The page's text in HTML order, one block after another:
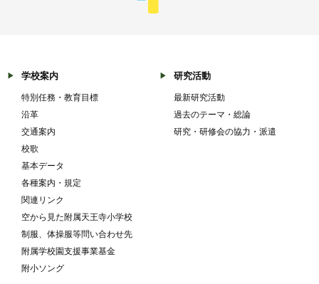
学校案内
特別任務・教育目標
沿革
交通案内
校歌
基本データ
各種案内・規定
関連リンク
空から見た附属天王寺小学校
制服、体操服等問い合わせ先
附属学校園支援事業基金
附小ソング
研究活動
最新研究活動
過去のテーマ・総論
研究・研修会の協力・派遣